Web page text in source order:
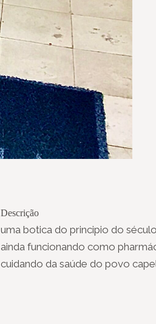
Descrição
uma botica do principio do
ainda funcionando como
cuidando da saúde do povo